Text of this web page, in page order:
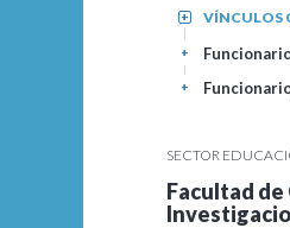
VÍNCULOS
+
+
+
SECTOR
Facultad